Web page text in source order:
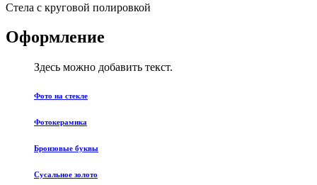
Стела с круговой полировкой
Оформление
Здесь можно добавить текст.
Фото на стекле
Фотокерамика
Бронзовые буквы
Сусальное золото